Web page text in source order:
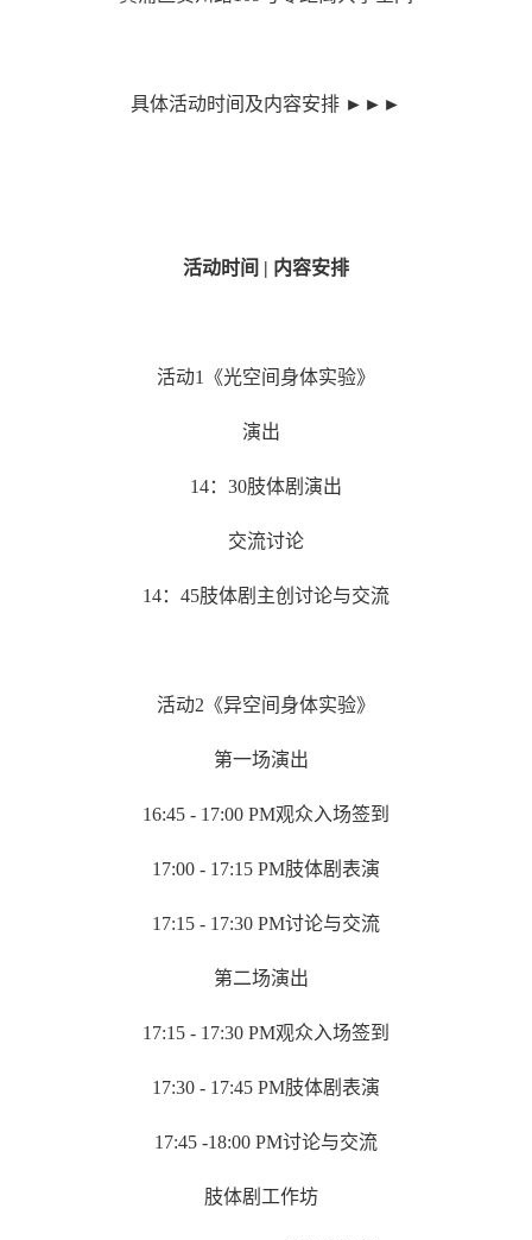
具体活动时间及内容安排 ►►►
活动时间 | 内容安排
活动1 《光空间身体实验》
演出
14： 30肢体剧演出
交流讨论
14： 45肢体剧主创讨论与交流
活动2 《异空间身体实验》
第一场演出
16:45 - 17:00 PM观众入场签到
17:00 - 17:15 PM肢体剧表演
17:15 - 17:30 PM讨论与交流
第二场演出
17:15 - 17:30 PM观众入场签到
17:30 - 17:45 PM肢体剧表演
17:45 -18:00 PM讨论与交流
肢体剧工作坊